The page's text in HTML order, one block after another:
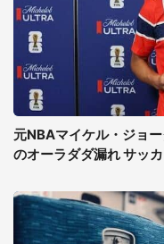
元NBAマイケル・ジョ
のオーラダダ漏れ サッ